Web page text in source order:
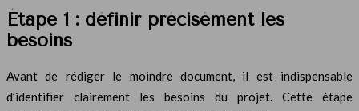
Étape 1 : définir précisément les
besoins
Avant de rédiger le moindre document, il est indispensable
d’identifier clairement les besoins du projet. Cette étape